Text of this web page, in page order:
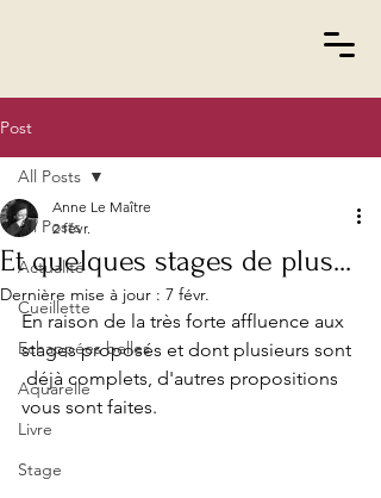
Post
All Posts
Actualité
Cueillette
Echappées belles
Aquarelle
Livre
Stage
All Posts
Et quelques stages de plus...
Anne Le Maître
2 févr.
Dernière mise à jour : 7 févr.
En raison de la très forte affluence aux
stages proposés et dont plusieurs sont
déjà complets, d'autres propositions
vous sont faites.